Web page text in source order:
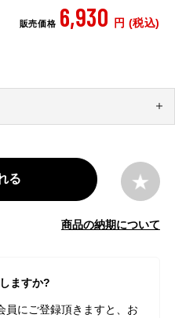
販売価格 6,930 円 (税込)
る
商品の納期について
ますか?
員にご登録頂きますと、お